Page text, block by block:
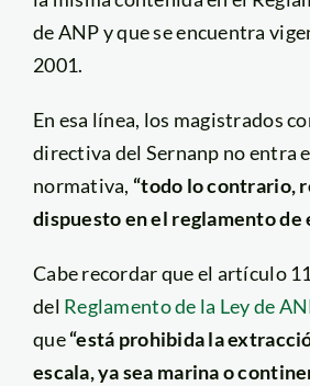
de ANP y que se encuentra
2001.
En esa línea, los magistrados
directiva del Sernanp no entra
normativa, “todo lo contrario,
dispuesto en el reglamento de
Cabe recordar que el artículo
del Reglamento de la Ley de
que“está prohibida la
escala, ya sea marina o